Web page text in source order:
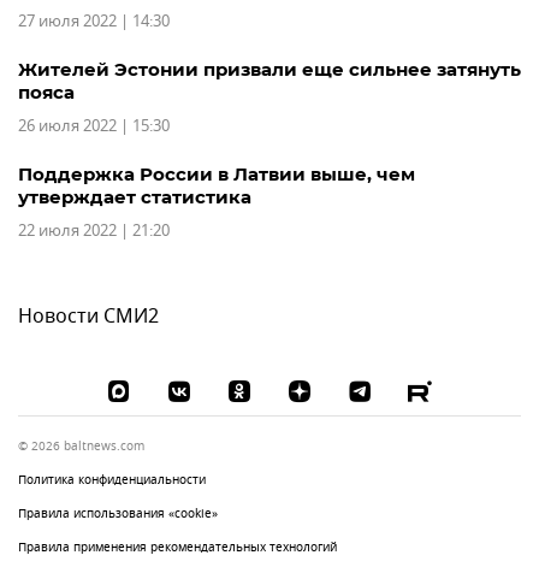
27 июля 2022 | 14:30
Жителей Эстонии призвали еще сильнее затянуть
пояса
26 июля 2022 | 15:30
Поддержка России в Латвии выше, чем
утверждает статистика
22 июля 2022 | 21:20
Новости СМИ2
© 2026 baltnews.com
Политика конфиденциальности
Правила использования «cookie»
Правила применения рекомендательных технологий